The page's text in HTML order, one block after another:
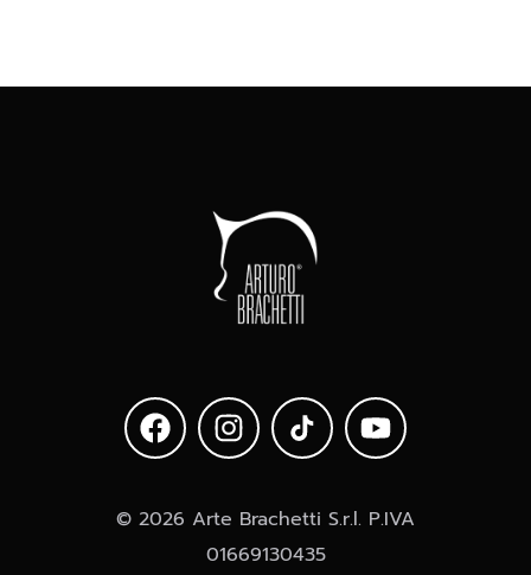
© 2026 Arte Brachetti S.r.l. P.IVA
01669130435